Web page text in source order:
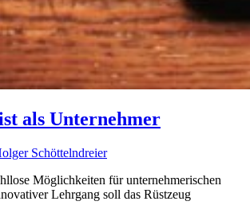
als Unternehmer
Schöttelndreier
Möglichkeiten für unternehmerischen
Lehrgang soll das Rüstzeug